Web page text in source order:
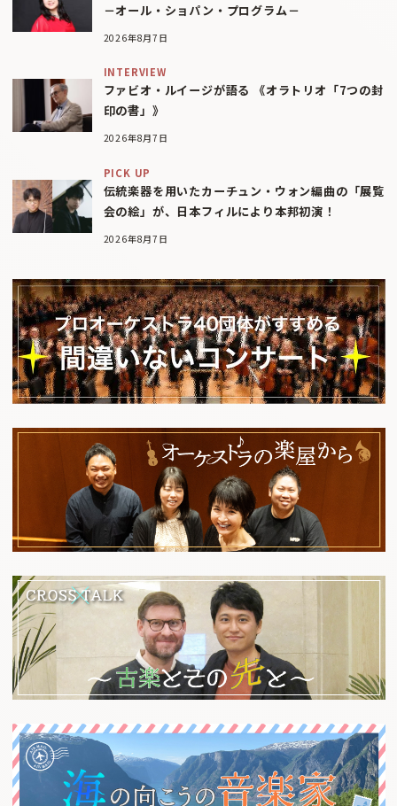
－オール・ショパン・プログラム－
2026年8月7日
INTERVIEW
ファビオ・ルイージが語る 《オラトリオ「7つの封
印の書」》
2026年8月7日
PICK UP
伝統楽器を用いたカーチュン・ウォン編曲の「展覧
会の絵」が、日本フィルにより本邦初演！
2026年8月7日